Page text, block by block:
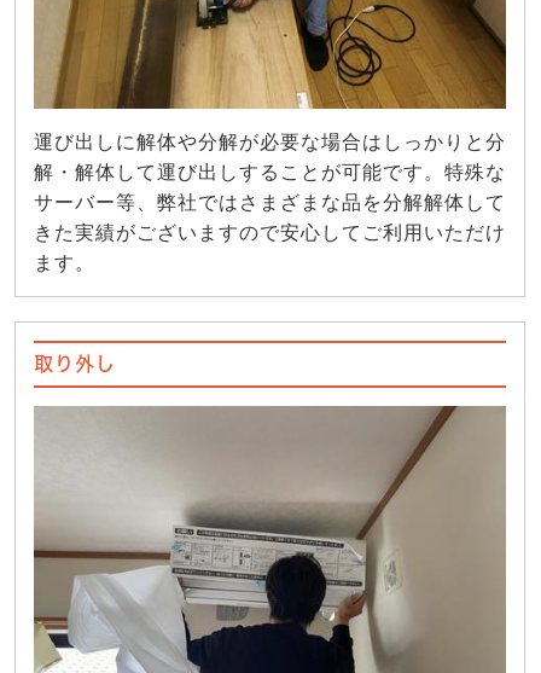
運び出しに解体や分解が必要な場合はしっかりと分
解・解体して運び出しすることが可能です。特殊な
サーバー等、弊社ではさまざまな品を分解解体して
きた実績がございますので安心してご利用いただけ
ます。
取り外し